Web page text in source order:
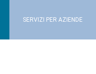
SERVIZI PER AZIENDE